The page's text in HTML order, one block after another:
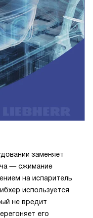
заменяет
— сжимание
на испаритель
используется
не вредит
его